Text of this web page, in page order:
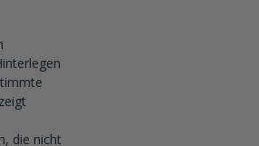
die nicht